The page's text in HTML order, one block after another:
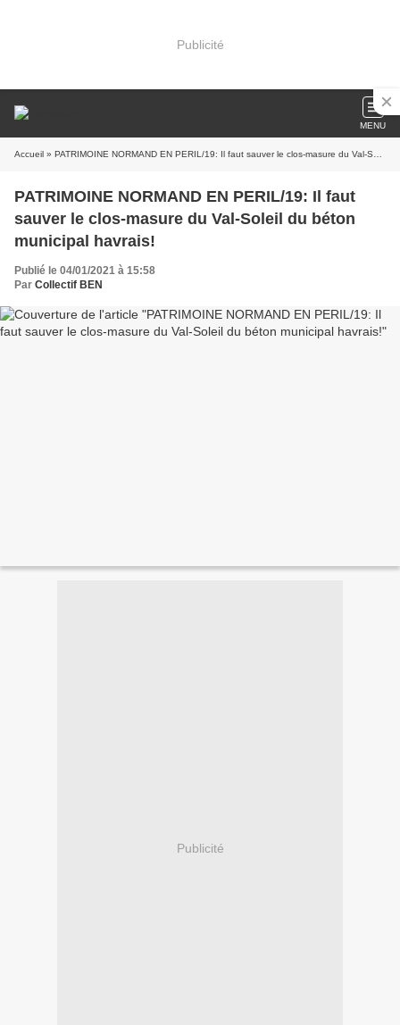
Publicité
MENU
Accueil » PATRIMOINE NORMAND EN PERIL/19: Il faut sauver le clos-masure du Val-Soleil du béton municipal havrais!
PATRIMOINE NORMAND EN PERIL/19: Il faut
sauver le clos-masure du Val-Soleil du béton
municipal havrais!
Publié le 04/01/2021 à 15:58
Par Collectif BEN
Publicité